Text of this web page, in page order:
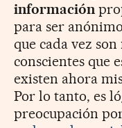
información
para ser
que cada vez
conscientes que
existen ahora
Por lo tanto, es
preocupación